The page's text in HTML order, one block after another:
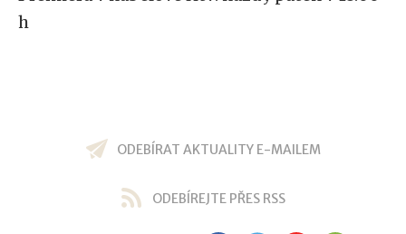
h
ODEBÍRAT AKTUALITY E-MAILEM
ODEBÍREJTE PŘES RSS